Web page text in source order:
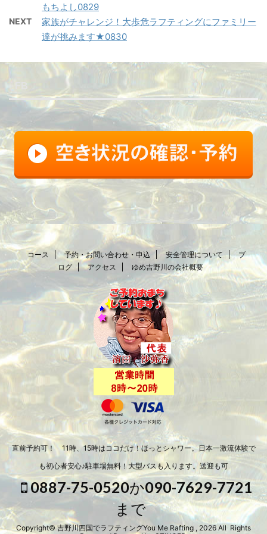
もちよし0829
NEXT
家族がチャレンジ！大歩危ラフティングにファミリー
達が挑みます★0830
コース 予約・お問い合わせ・申込 安全管理について
ブ
ログ
アクセス ゆめ吉野川の会社概要
直前予約可！ 11時、15時はココだけ！ほっとシャワー。日本一激流体験で
も初心者安心♪駐車場無料！大型バスも入ります。送迎も可
0887-75-0520か090-7629-7721
まで
Copyright© 吉野川四国でラフティングYou Me Rafting , 2026 All Rights